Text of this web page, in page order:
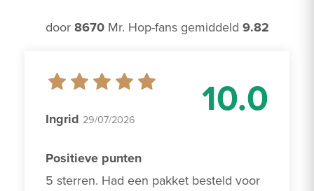
door 8670Mr. Hop-fans gemiddeld 9.82
10.0
Ingrid 29/07/2026
Positieve punten
5 sterren. Had een pakket besteld voor